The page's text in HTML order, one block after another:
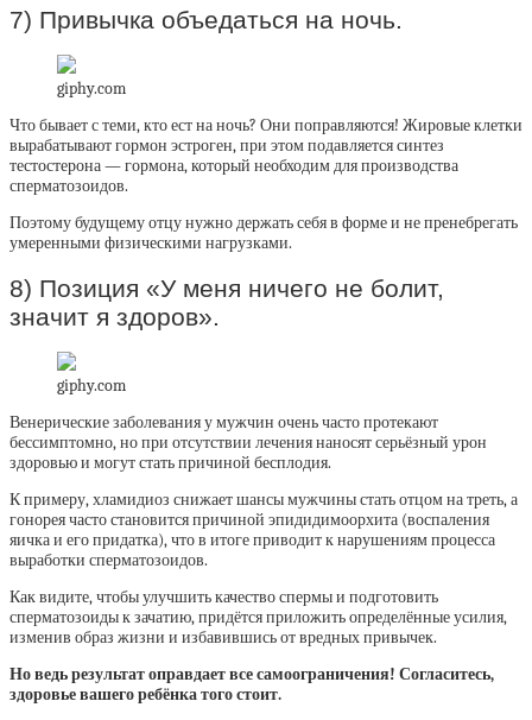
7) Привычка объедаться на ночь.
giphy.com
Что бывает с теми, кто ест на ночь? Они поправляются! Жировые клетки
вырабатывают гормон эстроген, при этом подавляется синтез
тестостерона — гормона, который необходим для производства
сперматозоидов.
Поэтому будущему отцу нужно держать себя в форме и не пренебрегать
умеренными физическими нагрузками.
8) Позиция «У меня ничего не болит,
значит я здоров».
giphy.com
Венерические заболевания у мужчин очень часто протекают
бессимптомно, но при отсутствии лечения наносят серьёзный урон
здоровью и могут стать причиной бесплодия.
К примеру, хламидиоз снижает шансы мужчины стать отцом на треть, а
гонорея часто становится причиной эпидидимоорхита (воспаления
яичка и его придатка), что в итоге приводит к нарушениям процесса
выработки сперматозоидов.
Как видите, чтобы улучшить качество спермы и подготовить
сперматозоиды к зачатию, придётся приложить определённые усилия,
изменив образ жизни и избавившись от вредных привычек.
Но ведь результат оправдает все самоограничения! Согласитесь,
здоровье вашего ребёнка того стоит.